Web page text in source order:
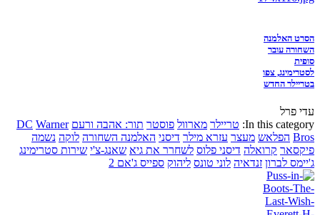
הסרט האלמנה
השחורה עובר
סופית
לסטרימינג, צפו
בטריילר החדש
עדי פרל
In this category: טריילר מארוול פוסטר תור: אהבה ורעם DC Warner
Bros הפלאש מעצר עזרא מילר דיסני האלמנה השחורה לוקה נשמה
פיקסאר קרואלה דיסני פלוס לשחרר את גיא שאנג-צ'י שירות סטרימינג
ג'יימס לברון זנדאיה לוני טונס ליהוק ספייס ג'אם 2